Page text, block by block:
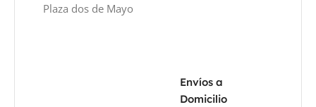
Plaza dos de Mayo
Envíos a
Domicilio